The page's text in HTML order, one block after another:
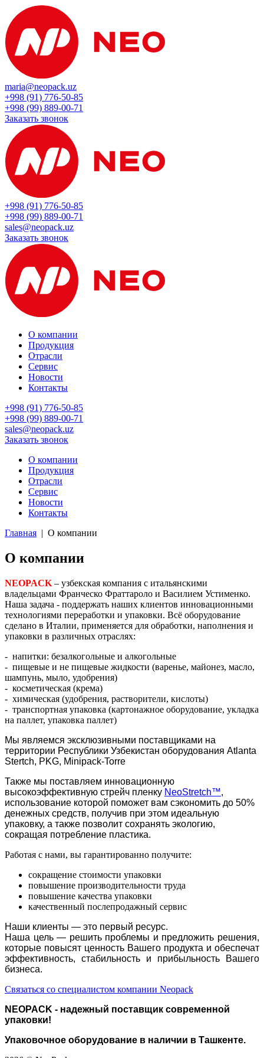
maria@neopack.uz
+998 (91) 776-50-85
+998 (99) 889-00-71
Заказать звонок
+998 (91) 776-50-85
+998 (99) 889-00-71
sales@neopack.uz
Заказать звонок
О компании
Продукция
Отрасли
Сервис
Новости
Контакты
+998 (91) 776-50-85
+998 (99) 889-00-71
sales@neopack.uz
Заказать звонок
О компании
Продукция
Отрасли
Сервис
Новости
Контакты
Главная | О компании
О компании
NEOPACK – узбекская компания с итальянскими
владельцами Франческо Фраттароло и Василием Устименко.
Наша задача - поддержать наших клиентов инновационными
технологиями переработки и упаковки. Всё оборудование
сделано в Италии, применяется для обработки, наполнения и
упаковки в различных отраслях:
- напитки: безалкогольные и алкогольные
- пищевые и не пищевые жидкости (варенье, майонез, масло,
шампунь, мыло, удобрения)
- косметическая (крема)
- химическая (удобрения, растворители, кислоты)
- транспортная упаковка (картонажное оборудование, укладка
на паллет, упаковка паллет)
Мы являемся эксклюзивными поставщиками на
территории Республики Узбекистан оборудования Atlanta
Stertch, PKG, Minipack-Torre
Также мы поставляем инновационную
высокоэффективную стрейч пленку NeoStretch™,
использование которой поможет вам сэкономить до 50%
денежных средств, получив при этом идеальную
упаковку, а также позволит сохранять экологию,
сокращая потребление пластика.
Работая с нами, вы гарантированно получите:
сокращение стоимости упаковки
повышение производительности труда
повышение качества упаковки
качественный послепродажный сервис
Наши клиенты — это первый ресурс.
Наша цель — решить проблемы и предложить решения,
которые повысят ценность Вашего продукта и обеспечат
эффективность, стабильность и прибыльность Вашего
бизнеса.
Связаться со специалистом компании Neopack
NEOPACK - надежный поставщик современной
упаковки!
Упаковочное оборудование в наличии в Ташкенте.